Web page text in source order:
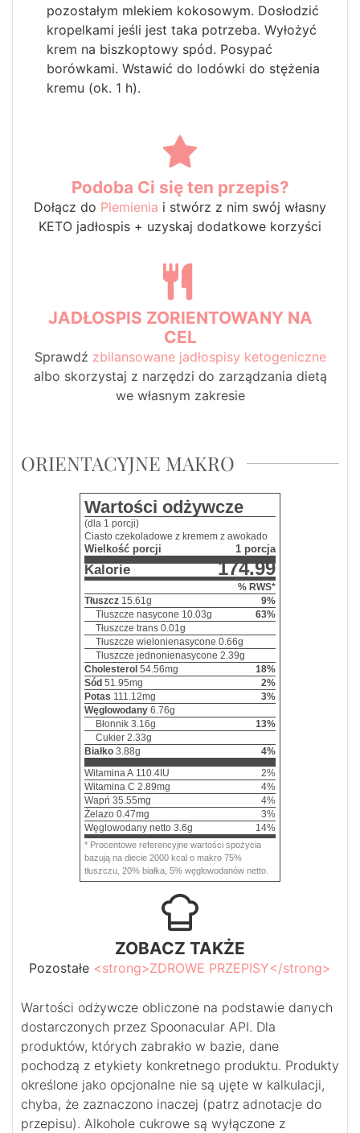
pozostałym mlekiem kokosowym. Dosłodzić
kropelkami jeśli jest taka potrzeba. Wyłożyć
krem na biszkoptowy spód. Posypać
borówkami. Wstawić do lodówki do stężenia
kremu (ok. 1 h).
Podoba Ci się ten przepis?
Dołącz do Plemienia i stwórz z nim swój własny
KETO jadłospis + uzyskaj dodatkowe korzyści
JADŁOSPIS ZORIENTOWANY NA
CEL
Sprawdź zbilansowane jadłospisy ketogeniczne
albo skorzystaj z narzędzi do zarządzania dietą
we własnym zakresie
ORIENTACYJNE MAKRO
Wartości odżywcze
(dla 1 porcji)
Ciasto czekoladowe z kremem z awokado
Wielkość porcji 1 porcja
Kalorie 174.99
% RWS*
Tłuszcz 15.61g 9%
Tłuszcze nasycone 10.03g 63%
Tłuszcze trans 0.01g
Tłuszcze wielonienasycone 0.66g
Tłuszcze jednonienasycone 2.39g
Cholesterol 54.56mg 18%
Sód 51.95mg 2%
Potas 111.12mg 3%
Węglowodany 6.76g
Błonnik 3.16g 13%
Cukier 2.33g
Białko 3.88g 4%
Witamina A 110.4 IU 2%
Witamina C 2.89mg 4%
Wapń 35.55mg 4%
Żelazo 0.47mg 3%
Węglowodany netto 3.6g 14%
* Procentowe referencyjne wartości spożycia
bazują na diecie 2000 kcal o makro 75%
tłuszczu, 20% białka, 5% węglowodanów netto.
ZOBACZ TAKŻE
Pozostałe <strong>ZDROWE PRZEPISY</strong>
Wartości odżywcze obliczone na podstawie danych
dostarczonych przez Spoonacular API. Dla
produktów, których zabrakło w bazie, dane
pochodzą z etykiety konkretnego produktu. Produkty
określone jako opcjonalne nie są ujęte w kalkulacji,
chyba, że zaznaczono inaczej (patrz adnotacje do
przepisu). Alkohole cukrowe są wyłączone z